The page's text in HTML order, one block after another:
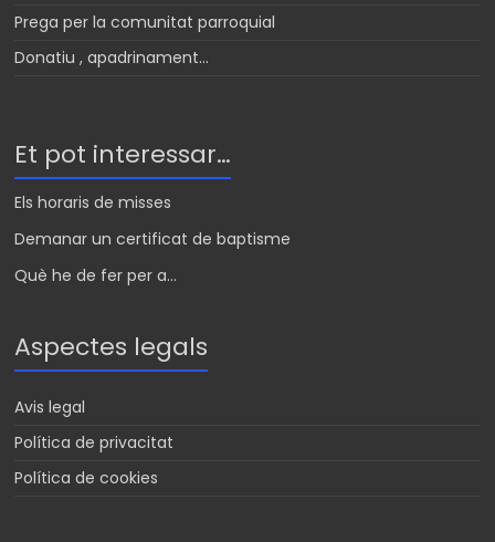
Prega per la comunitat parroquial
Donatiu , apadrinament…
Et pot interessar…
Els horaris de misses
Demanar un certificat de baptisme
Què he de fer per a...
Aspectes legals
Avis legal
Política de privacitat
Política de cookies